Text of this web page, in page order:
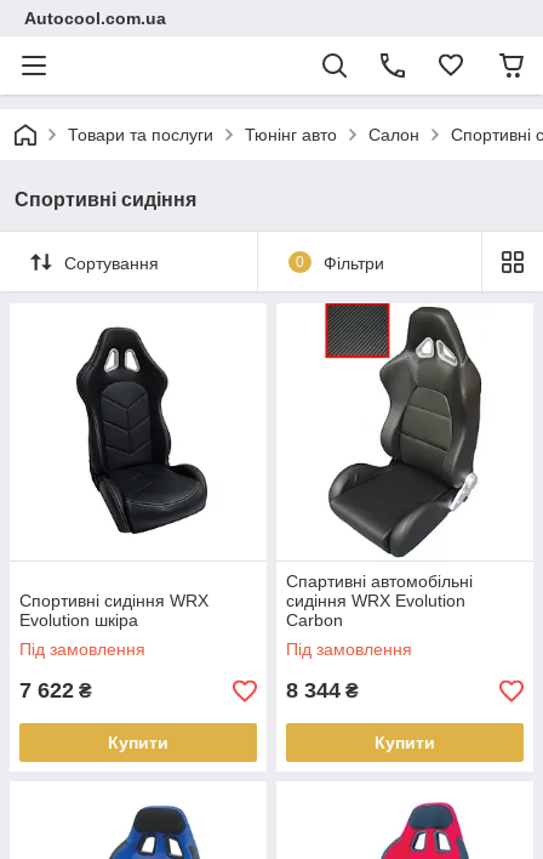
Autocool.com.ua
Товари та послуги Тюнінг авто Салон Спортивні
Спортивні сидіння
Сортування 0 Фільтри
Спортивні сидіння WRX
Evolution шкіра
Під замовлення
7 622 ₴
Купити
Спартивні автомобільні
сидіння WRX Evolution
Carbon
Під замовлення
8 344 ₴
Купити